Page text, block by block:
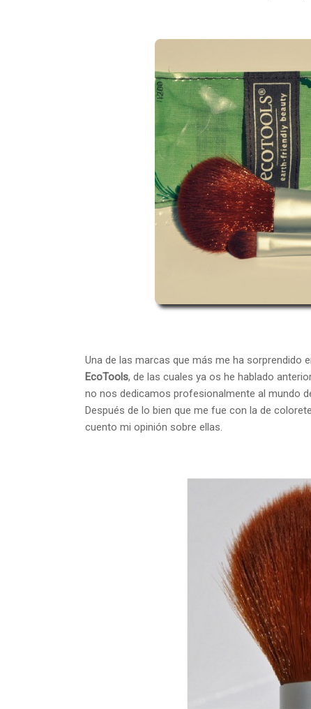
Una de las marcas que más me ha sorprendido
EcoTools, de las cuales ya os he hablado
no nos dedicamos profesionalmente al mundo
Después de lo bien que me fue con la de
cuento mi opinión sobre ellas.